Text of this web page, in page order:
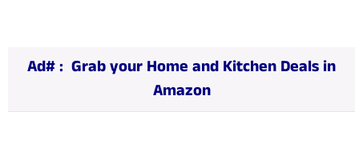
Ad# : Grab your Home and Kitchen Deals in
Amazon